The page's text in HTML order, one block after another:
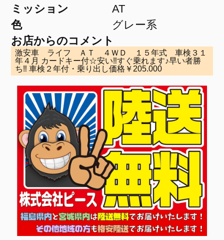
ミッション
AT
色
グレー系
お店からのコメント
激安車 ライフ ＡＴ ４ＷＤ １５年式 車検３１
年４月 カードキー付☆安い‼すぐ乗れます♪早い者勝
ち‼ 車検２年付・乗り出し価格￥205.000